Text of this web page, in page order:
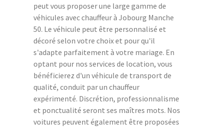
peut vous proposer une large gamme de
véhicules avec chauffeur à Jobourg Manche
50. Le véhicule peut être personnalisé et
décoré selon votre choix et pour qu'il
s'adapte parfaitement à votre mariage. En
optant pour nos services de location, vous
bénéficierez d'un véhicule de transport de
qualité, conduit par un chauffeur
expérimenté. Discrétion, professionnalisme
et ponctualité seront ses maîtres mots. Nos
voitures peuvent également être proposées